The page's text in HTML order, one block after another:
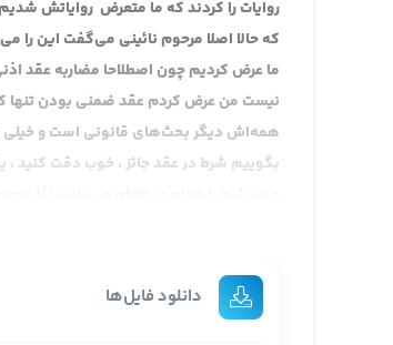
روایات را کردند که ما متعرض روایاتش
که حالا اصلا مرحوم نائینی می‌گفت این را
ما عرض کردیم چون اصطلاحا مضاربه عقد
نیست من عرض کردم عقد ضمنی بودن تنها
همه‌اش دیگر بحث‌های قانونی است و
بگوییم شرط در عقد جائز ، خوب دقت
اما در عقد جائز ، چون می‌تواند به هم
فقط به وجوب وفاء است دیگر نکته‌ی وضعی
دانلود فایل‌ها